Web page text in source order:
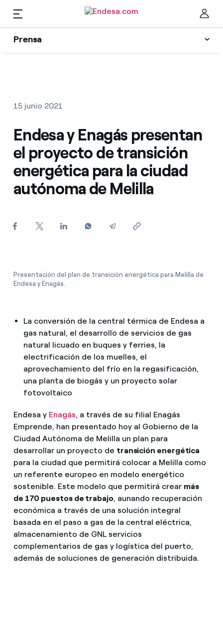
Prensa
Prensa
Encuentra la tarifa que más te conviene
Compara nuestras tarifas de empresa y ahorra
¿Cómo ver mis facturas de Endesa?
¿Has recibido una oferta para cambiar de
compañía?
¿Gestionas varias comunidades de propietarios?
Recursos
Colecciones
Contactos prensa
La cara e
15 junio 2021
Endesa y Enagás presentan
el proyecto de transición
energética para la ciudad
autónoma de Melilla
Presentación del plan de transición energética para Melilla de
Endesa y Enagás.
La conversión de la central térmica de Endesa a
gas natural, el desarrollo de servicios de gas
natural licuado en buques y ferries, la
electrificación de los muelles, el
aprovechamiento del frío en la regasificación,
una planta de biogás y un proyecto solar
fotovoltaico
Endesa y Enagás, a través de su filial Enagás
Emprende, han presentado hoy al Gobierno de la
Ciudad Autónoma de Melilla un plan para
desarrollar un proyecto de transición energética
para la ciudad que permitirá colocar a Melilla como
un referente europeo en modelo energético
sostenible. Este modelo que permitirá crear más
de 170 puestos de trabajo, aunando recuperación
económica a través de una solución integral
basada en el paso a gas de la central eléctrica,
almacenamiento de GNL servicios
complementarios de gas y logística del puerto,
además de soluciones de generación distribuida.